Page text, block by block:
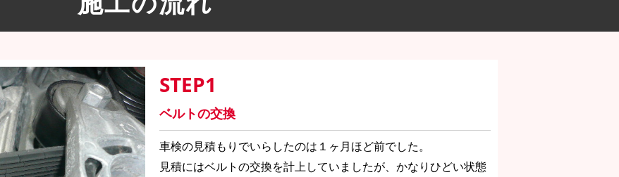
STEP1
ベルトの交換
車検の見積もりでいらしたのは１ヶ月ほど前でした。
見積にはベルトの交換を計上していましたが、かなりひどい状態